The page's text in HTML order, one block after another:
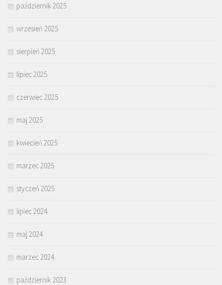
październik 2025
wrzesień 2025
sierpień 2025
lipiec 2025
czerwiec 2025
maj 2025
kwiecień 2025
marzec 2025
styczeń 2025
lipiec 2024
maj 2024
marzec 2024
październik 2023